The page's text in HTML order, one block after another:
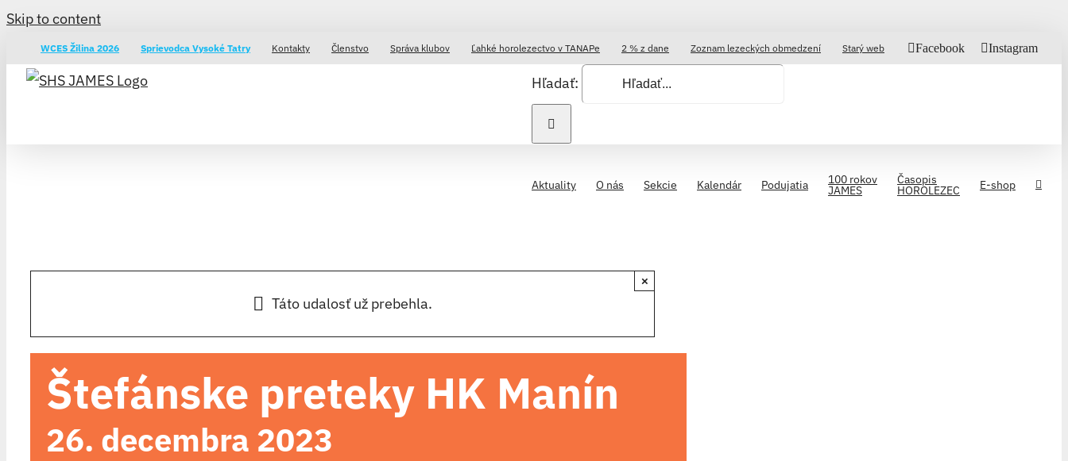
Skip to content
WCES Žilina 2026 Sprievodca Vysoké Tatry Kontakty Členstvo Správa klubov Ľahké horolezectvo v TANAPe 2 % z dane Zoznam lezeckých obmedzení Starý web Facebook Instagram
Hľadať:
Aktuality O nás Sekcie Kalendár Podujatia 100 rokov
JAMES
Časopis
HOROLEZEC E-shop
Táto udalosť už prebehla.
×
Štefánske preteky HK Manín
26. decembra 2023